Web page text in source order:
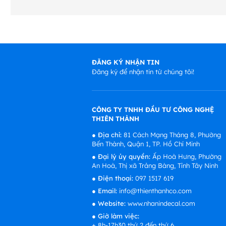
ĐĂNG KÝ NHẬN TIN
Đăng ký để nhận tin từ chúng tôi!
CÔNG TY TNHH ĐẦU TƯ CÔNG NGHỆ
THIÊN THÀNH
● Địa chỉ: 81 Cách Mạng Tháng 8, Phường
Bến Thành, Quận 1, TP. Hồ Chí Minh
● Đại lý ủy quyền: Ấp Hoà Hưng, Phường
An Hoà, Thị xã Trảng Bàng, Tỉnh Tây Ninh
● Điện thoại: 097 1517 619
● Email: info@thienthanhco.com
● Website: www.nhanindecal.com
● Giờ làm việc: